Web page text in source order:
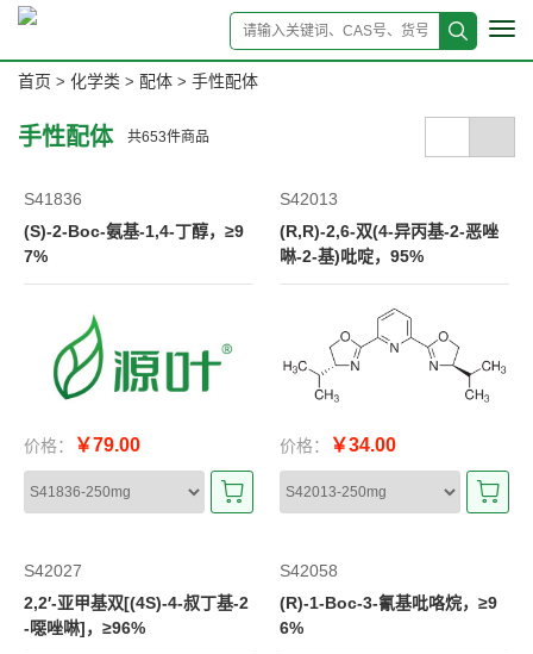
首页 > 化学类 > 配体 > 手性配体
手性配体 共653件商品
S41836
(S)-2-Boc-氨基-1,4-丁醇，≥9
7%
价格： ￥79.00
S42013
(R,R)-2,6-双(4-异丙基-2-恶唑
啉-2-基)吡啶，95%
价格： ￥34.00
S42027
2,2′-亚甲基双[(4S)-4-叔丁基-2
-噁唑啉]，≥96%
S42058
(R)-1-Boc-3-氰基吡咯烷，≥9
6%